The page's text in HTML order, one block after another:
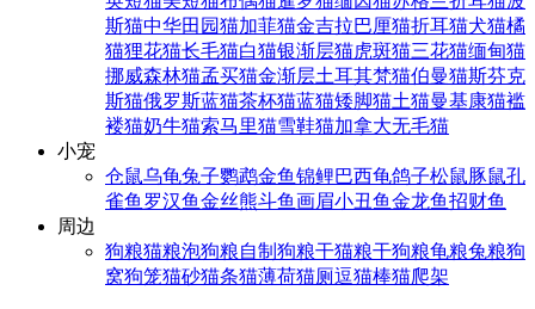
斯猫中华田园猫加菲猫金吉拉巴厘猫折耳猫犬猫橘
猫狸花猫长毛猫白猫银渐层猫虎斑猫三花猫缅甸猫
挪威森林猫孟买猫金渐层土耳其梵猫伯曼猫斯芬克
斯猫俄罗斯蓝猫茶杯猫蓝猫矮脚猫土猫曼基康猫褴
褛猫奶牛猫索马里猫雪鞋猫加拿大无毛猫
小宠
仓鼠乌龟兔子鹦鹉金鱼锦鲤巴西龟鸽子松鼠豚鼠孔
雀鱼 罗汉鱼金丝熊斗鱼画眉小丑鱼金龙鱼招财鱼
周边
狗粮猫粮泡狗粮自制狗粮干猫粮干狗粮龟粮兔粮狗
窝狗笼猫砂猫条猫薄荷猫厕逗猫棒猫爬架